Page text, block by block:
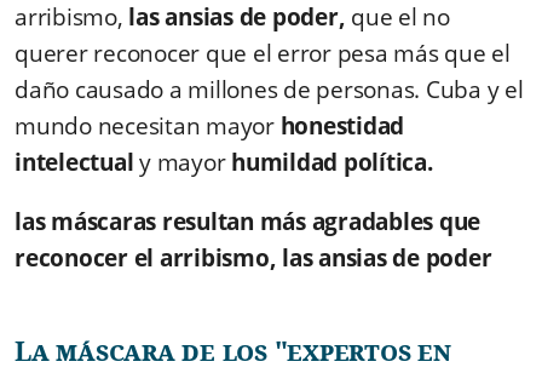
arribismo, las ansias de poder, que el no
querer reconocer que el error pesa más que el
daño causado a millones de personas. Cuba y el
mundo necesitan mayor honestidad
intelectualy mayorhumildad política.
las máscaras resultan más agradables que
reconocer el arribismo, las ansias de poder
La máscara de los "expertos en